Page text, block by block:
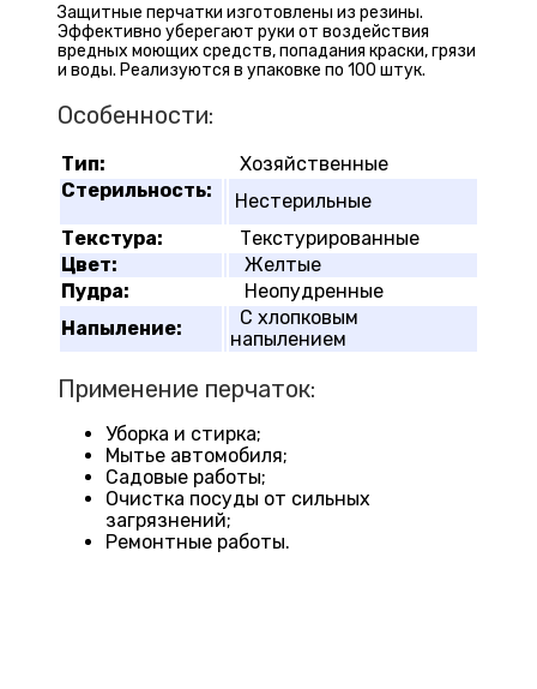
Защитные перчатки изготовлены из резины.
Эффективно уберегают руки от воздействия
вредных моющих средств, попадания краски, грязи
и воды. Реализуются в упаковке по 100 штук.
Особенности:
Тип:
Хозяйственные
Стерильность:
Нестерильные
Текстура:
Текстурированные
Цвет:
Желтые
Пудра:
Неопудренные
Напыление:
С хлопковым
напылением
Применение перчаток:
Уборка и стирка;
Мытье автомобиля;
Садовые работы;
Очистка посуды от сильных
загрязнений;
Ремонтные работы.